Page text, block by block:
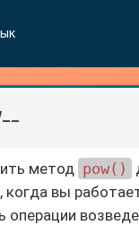
метод pow()
когда вы